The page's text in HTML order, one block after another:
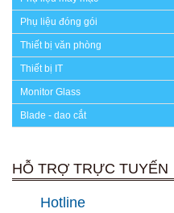
Phụ liệu đóng gói
Thiết bị văn phòng
Thiết bị IT
Monitor Glass
Blade - dao cắt
HỖ TRỢ TRỰC TUYẾN
Hotline